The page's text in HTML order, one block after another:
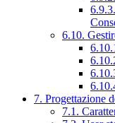
6.10.
7. Progettazione
7.1.